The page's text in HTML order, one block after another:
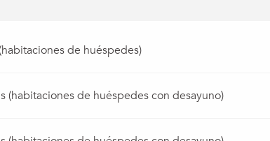
de huéspedes)
(habitaciones de huéspedes con desayuno)